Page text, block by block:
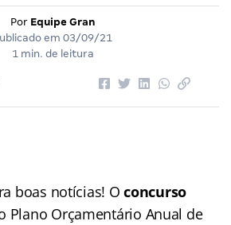
Por Equipe Gran
em 03/09/21
1 min. de leitura
boas notícias! O concurso
Plano Orçamentário Anual de